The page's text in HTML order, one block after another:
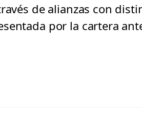
de alianzas con
por la cartera